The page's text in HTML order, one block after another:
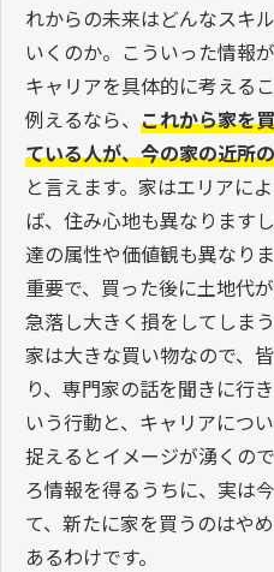
れからの未来はどんなスキ
いくのか。こういった情報
キャリアを具体的に考える
例えるなら、 これから家を
ている人が、今の家の近所
と言えます。家はエリアに
ば、住み心地も異なります
達の属性や価値観も異なり
重要で、買った後に土地代
急落し大きく損をしてしま
家は大きな買い物なので、
り、専門家の話を聞きに行
いう行動と、キャリアにつ
捉えるとイメージが湧くの
ろ情報を得るうちに、実は
て、新たに家を買うのはや
あるわけです。